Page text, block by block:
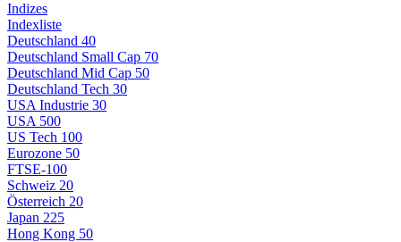
Indizes
Indexliste
Deutschland 40
Deutschland Small Cap 70
Deutschland Mid Cap 50
Deutschland Tech 30
USA Industrie 30
USA 500
US Tech 100
Eurozone 50
FTSE-100
Schweiz 20
Österreich 20
Japan 225
Hong Kong 50